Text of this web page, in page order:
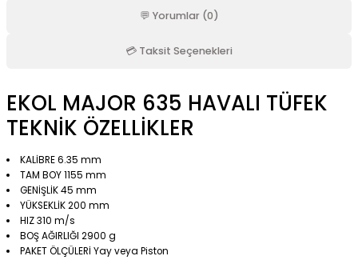
💬 Yorumlar (0)
💳 Taksit Seçenekleri
EKOL MAJOR 635 HAVALI TÜFEK
TEKNİK ÖZELLİKLER
KALİBRE 6.35 mm
TAM BOY 1155 mm
GENİŞLİK 45 mm
YÜKSEKLİK 200 mm
HIZ 310 m/s
BOŞ AĞIRLIĞI 2900 g
PAKET ÖLÇÜLERİ Yay veya Piston